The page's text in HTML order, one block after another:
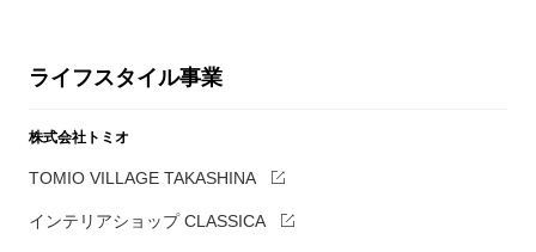
ライフスタイル事業
株式会社トミオ
TOMIO VILLAGE TAKASHINA
インテリアショップ CLASSICA